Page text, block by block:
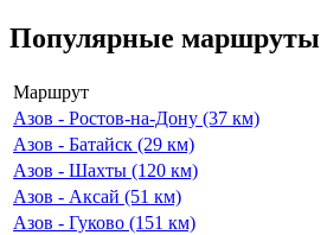
Популярные маршруты
Маршрут
Азов - Ростов-на-Дону (37 км)
Азов - Батайск (29 км)
Азов - Шахты (120 км)
Азов - Аксай (51 км)
Азов - Гуково (151 км)